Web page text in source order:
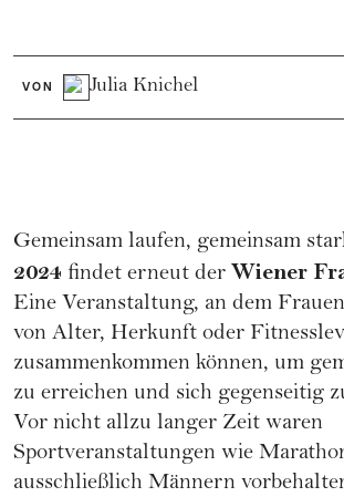
VON Julia Knichel
Gemeinsam laufen, gemeinsam
2024 findet erneut der Wiener
Eine Veranstaltung, an dem
von Alter, Herkunft oder
zusammenkommen können, um
zu erreichen und sich gegenseitig
Vor nicht allzu langer Zeit waren
Sportveranstaltungen wie
ausschließlich Männern